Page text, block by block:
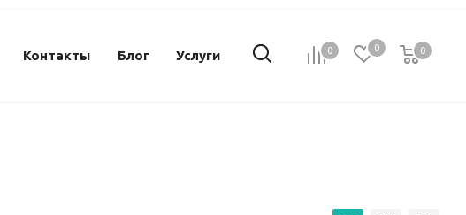
0 0 0
0
Контакты Блог Услуги